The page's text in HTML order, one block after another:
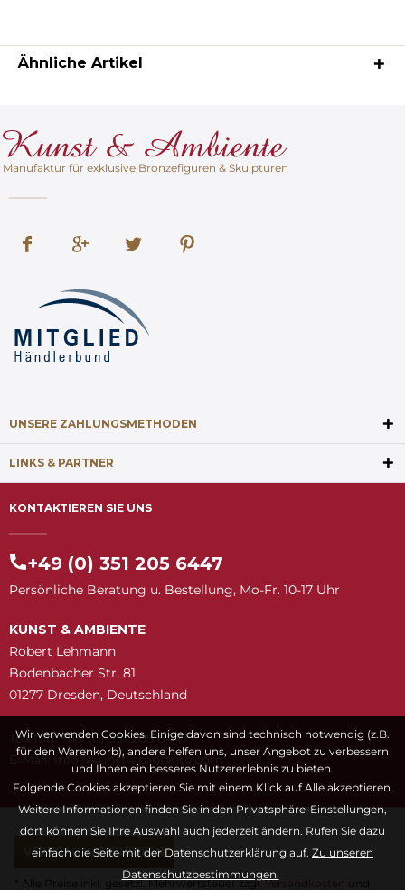
Ähnliche Artikel
Manufaktur für exklusive Bronzefiguren & Skulpturen
UNSERE ZAHLUNGSMETHODEN
LINKS & PARTNER
KONTAKTIEREN SIE UNS
+49 (0) 351 205 6447
Persönliche Beratung u. Bestellung, Mo-Fr. 10-17 Uhr
KUNST & AMBIENTE
Robert Lehmann
Bodenbacher Str. 81
01277 Dresden, Deutschland
Telefon: +49 (0) 351 205 6447
E-Mail:
moc.etneibma-t
snuk@ofni
VERTRAG WIDERRUFEN
* Alle Preise inkl. gesetzl. Mehrwertsteuer zzgl.Versandkosten und
Wir verwenden Cookies. Einige davon sind technisch notwendig (z.B.
für den Warenkorb), andere helfen uns, unser Angebot zu verbessern
und Ihnen ein besseres Nutzererlebnis zu bieten.
Folgende Cookies akzeptieren Sie mit einem Klick auf Alle akzeptieren.
Weitere Informationen finden Sie in den Privatsphäre-Einstellungen,
dort können Sie Ihre Auswahl auch jederzeit ändern. Rufen Sie dazu
einfach die Seite mit der Datenschutzerklärung auf. Zu unseren
Datenschutzbestimmungen.